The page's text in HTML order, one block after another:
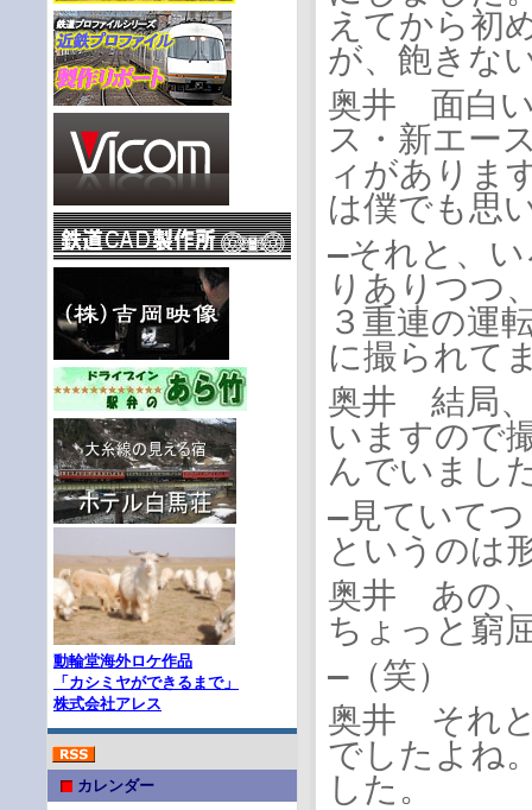
動輪堂海外ロケ作品
「カシミヤができるまで」
株式会社アレス
カレンダー
えてから初
が、飽きな
奥井 面白い
ス・新エー
ィがありま
は僕でも思
―それと、
りありつつ
３重連の運
に撮られて
奥井 結局、
いますので
んでいまし
―見ていて
というのは
奥井 あの
ちょっと窮
―（笑）
奥井 それと
でしたよね
した。